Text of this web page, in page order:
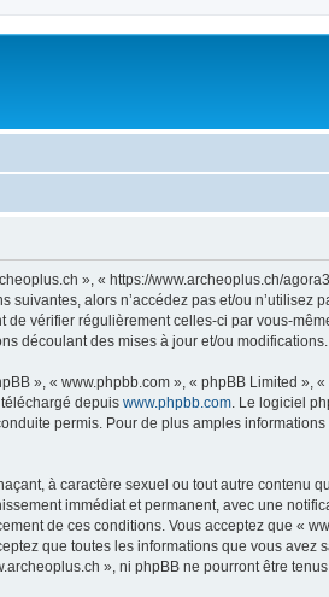
», « https://www.archeoplus.ch/
alors n’accédez pas et/ou
vérifier régulièrement celles-ci par vous-
découlant des mises à jour et/ou modifications.
», « www.phpbb.com », « phpBB Limited »,
depuis www.phpbb.com . Le logiciel
permis. Pour de plus amples
à caractère sexuel ou tout autre contenu
immédiat et permanent, avec une
de ces conditions. Vous acceptez que «
que toutes les informations que vous
», ni phpBB ne pourront être